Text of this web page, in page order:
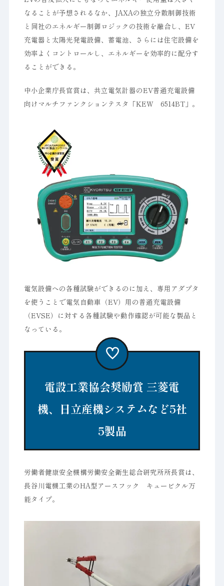
なることが予想されるなか、JAXAの独立分散制御技術
と同社のエネルギー制御ロジックの技術を融合し、EV
充電器と太陽光発電設備、蓄電池、さらには住宅設備を
効率よくコントロールし、エネルギーを効率的に配分す
ることができる。
中小企業庁長官賞は、共立電気計器のEV普通充電設備
向けマルチファンクションテスタ「KEW 6514BT」。
電気設備への各種試験ができるのに加え、専用アダプタ
を使うことで電気自動車（EV）用の普通充電設備
（EVSE）に対する各種試験や動作確認が可能な製品と
なっている。
電設工業協会奨励賞 三菱電
機、日立産機システムなど5社
5製品
労働者健康安全機構労働安全衛生総合研究所所長賞は、
長谷川電機工業のHA型アースフック キュービクル万
能タイプ。